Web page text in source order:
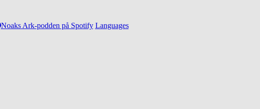
Noaks Ark-podden på Spotify Languages